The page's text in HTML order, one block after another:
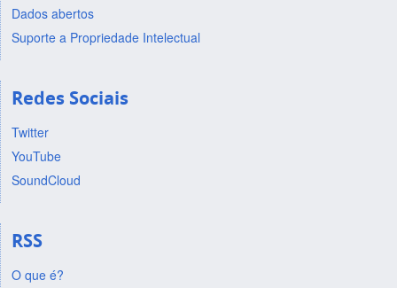
Dados abertos
Suporte a Propriedade Intelectual
Redes Sociais
Twitter
YouTube
SoundCloud
RSS
O que é?